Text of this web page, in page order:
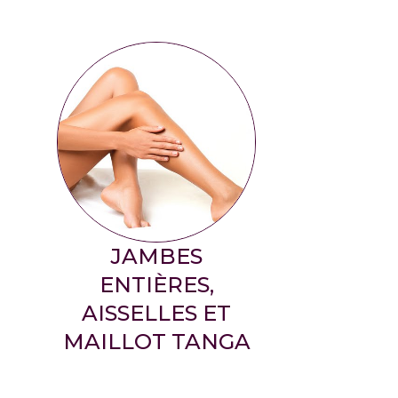
JAMBES
ENTIÈRES,
AISSELLES ET
MAILLOT TANGA